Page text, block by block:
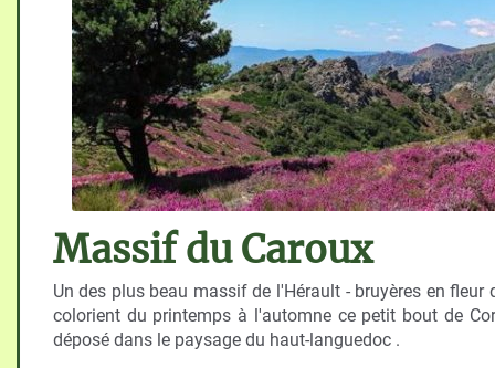
Massif du Caroux
Un des plus beau massif de l'Hérault - bruyères en fleur
colorient du printemps à l'automne ce petit bout de
déposé dans le paysage du haut-languedoc .